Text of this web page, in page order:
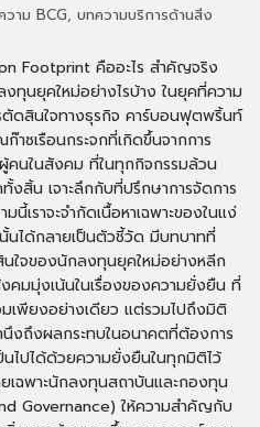
วาม BCG, บทความบริการด้านสิ่ง
Footprint คืออะไร สำคัญจริง
ทุนยุคใหม่อย่างไรบ้าง ในยุคที่ความ
ดสินใจทางธุรกิจ คาร์บอนฟุตพริ้นท์
ซเรือนกระจกที่เกิดขึ้นจากการ
คนในสังคม ที่ในทุกกิจกรรมล้วน
งสิ้น เจาะลึกกับที่ปรึกษาการจัดการ
เราจะจำกัดเนื้อหาเฉพาะของในแง่
ได้กลายเป็นตัวชี้วัด มีบทบาทที่
ใจของนักลงทุนยุคใหม่อย่างหลีก
คมมุ่งเน้นในเรื่องของความยั่งยืน ที่
เพียงอย่างเดียว แต่รวมไปถึงมิติ
งถึงผลกระทบในอนาคตที่ต้องการ
ไปได้ด้วยความยั่งยืนในทุกมิติไว้
เฉพาะนักลงทุนสถาบันและกองทุน
Governance) ให้ความสำคัญกับ